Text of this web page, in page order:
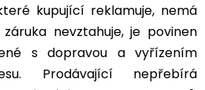
kupující reklamuje, nemá
nevztahuje, je povinen
s dopravou a vyřízením
Prodávající nepřebírá